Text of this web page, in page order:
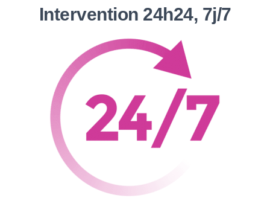
Intervention 24h24, 7j/7